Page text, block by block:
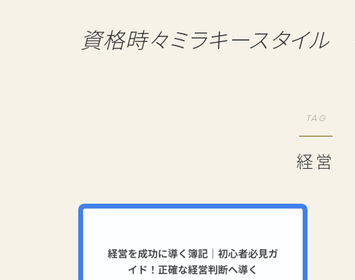
資格時々ミラキースタイル
TAG
経営